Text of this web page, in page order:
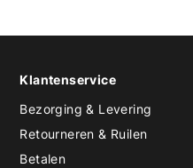
Klantenservice
Bezorging & Levering
Retourneren & Ruilen
Betalen